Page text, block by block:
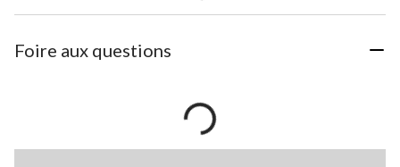
Foire aux questions